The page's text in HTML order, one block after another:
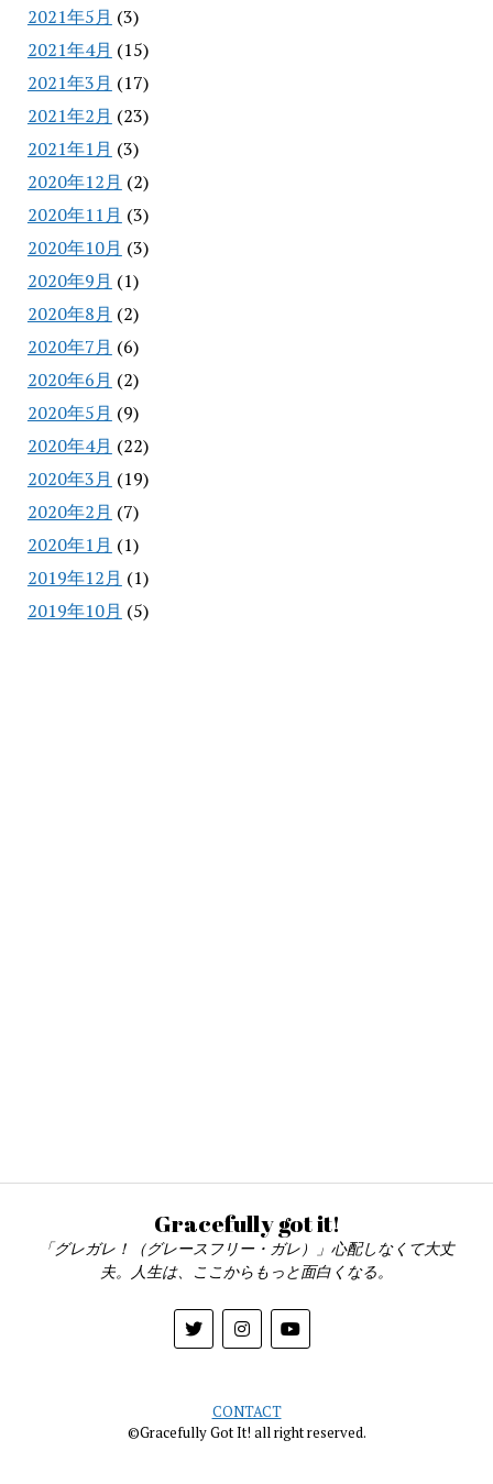
2021年5月 (3)
2021年4月 (15)
2021年3月 (17)
2021年2月 (23)
2021年1月 (3)
2020年12月 (2)
2020年11月 (3)
2020年10月 (3)
2020年9月 (1)
2020年8月 (2)
2020年7月 (6)
2020年6月 (2)
2020年5月 (9)
2020年4月 (22)
2020年3月 (19)
2020年2月 (7)
2020年1月 (1)
2019年12月 (1)
2019年10月 (5)
Gracefully got it!
「グレガレ！（グレースフリー・ガレ）」心配しなくて大丈
夫。人生は、ここからもっと面白くなる。
CONTACT
©Gracefully Got It! all right reserved.